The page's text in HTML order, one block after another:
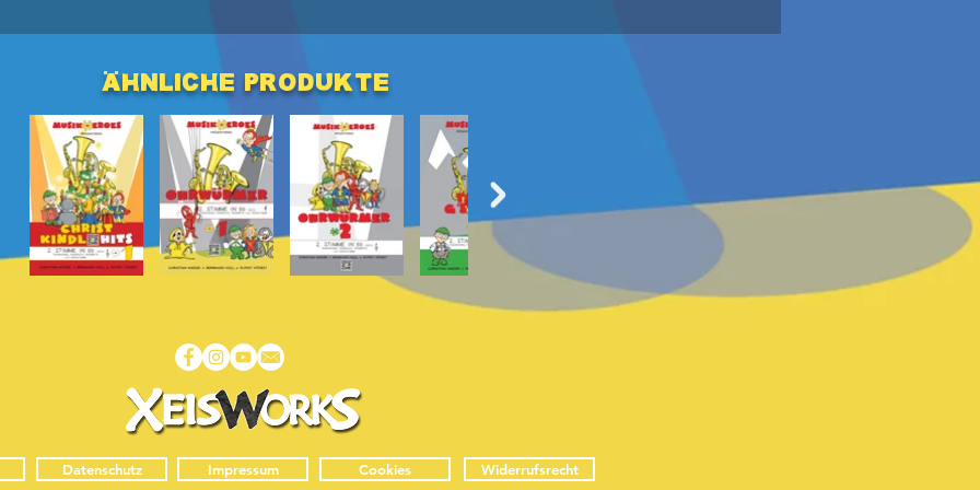
ähnliche produkte
Datenschutz Impressum Cookies Widerrufsrecht